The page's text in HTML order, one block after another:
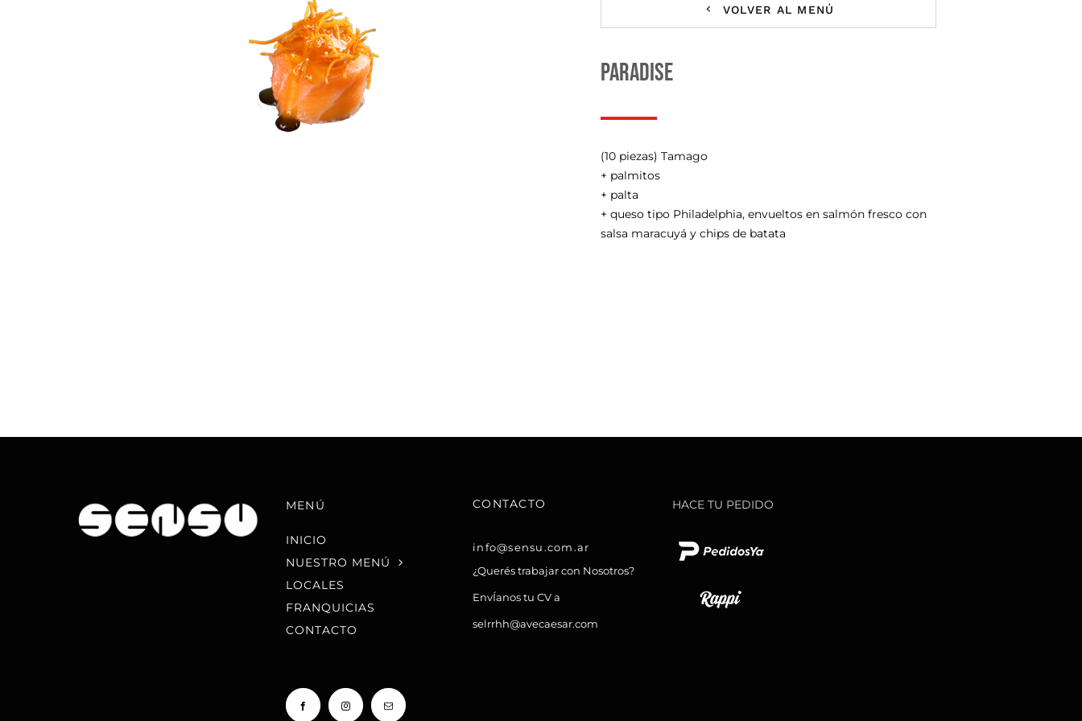
VOLVER AL MENÚ
PARADISE
(10 piezas) Tamago
+ palmitos
+ palta
+ queso tipo Philadelphia, envueltos en salmón fresco con
salsa maracuyá y chips de batata
MENÚ
INICIO
NUESTRO MENÚ
LOCALES
FRANQUICIAS
CONTACTO
CONTACTO
info@sensu.com.ar
¿Querés trabajar con Nosotros?
EnvÍanos tu CV a
selrrhh@avecaesar.com
HACE TU PEDIDO